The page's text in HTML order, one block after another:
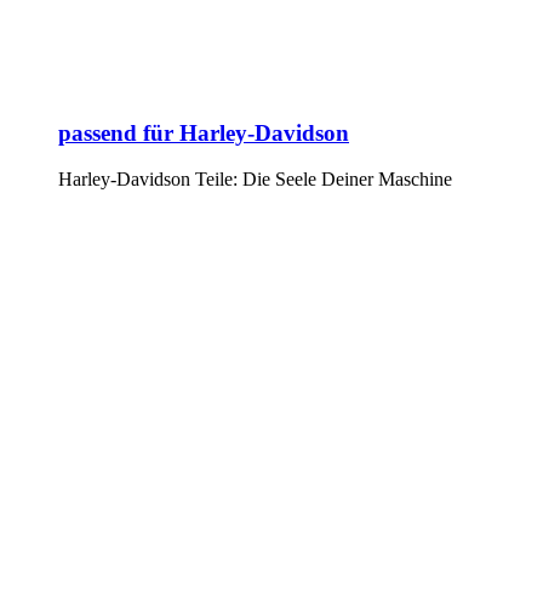
passend für Harley-Davidson
Harley-Davidson Teile: Die Seele Deiner Maschine